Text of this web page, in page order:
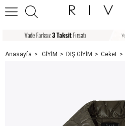
Anasayfa GİYİM DIŞ GİYİM Ceket